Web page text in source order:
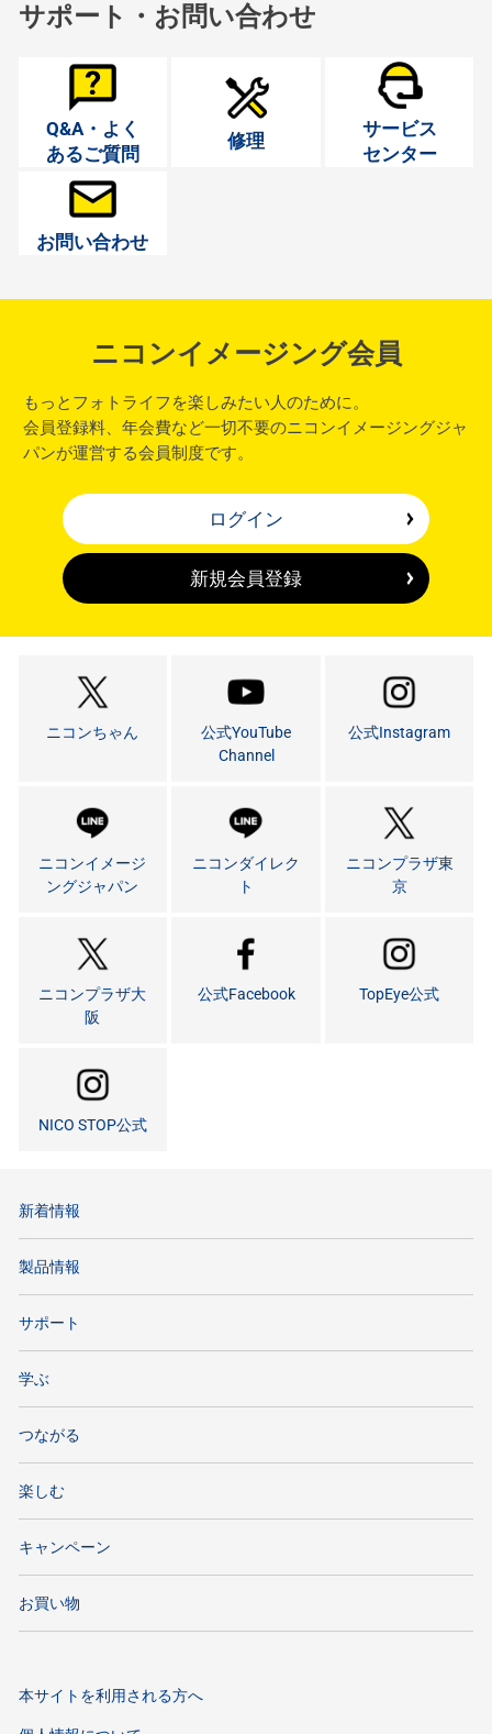
サポート・お問い合わせ
Q&A・よく
あるご質問
修理
サービス
センター
お問い合わせ
ニコンイメージング会員
もっとフォトライフを楽しみたい人のために。
会員登録料、年会費など一切不要のニコンイメージングジャ
パンが運営する会員制度です。
ログイン
新規会員登録
ニコンちゃん
公式YouTube
Channel
公式Instagram
ニコンイメージ
ングジャパン
ニコンダイレク
ト
ニコンプラザ東
京
ニコンプラザ大
阪
公式Facebook TopEye公式
NICO STOP公式
新着情報
製品情報
サポート
学ぶ
つながる
楽しむ
キャンペーン
お買い物
本サイトを利用される方へ